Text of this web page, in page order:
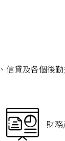
信貸及各個後
財